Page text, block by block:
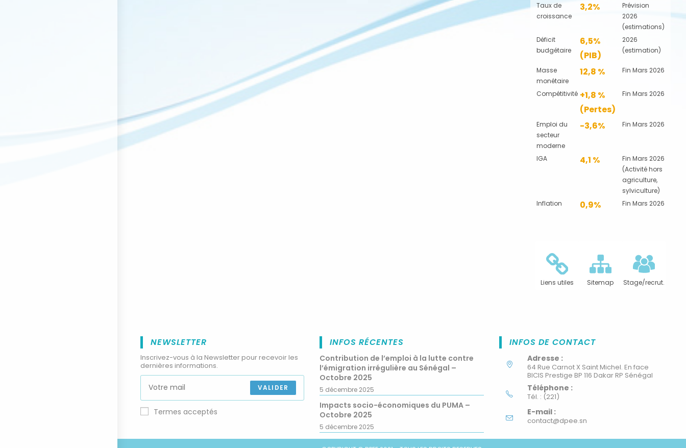
Taux de
croissance
3,2%
Prévision
2026
(estimations)
Déficit
budgétaire
6,5%
(PIB)
2026
(estimation)
Masse
monétaire
12,8 % Fin Mars 2026
Compétitivité +1,8 %
(Pertes)
Fin Mars 2026
Emploi du
secteur
moderne
-3,6% Fin Mars 2026
IGA 4,1 %
Fin Mars 2026
(Activité hors
agriculture,
sylviculture)
Inflation
0,9% Fin Mars 2026
Liens utiles Sitemap Stage/recrut.
NEWSLETTER
Inscrivez-vous à la Newsletter pour recevoir les
dernières informations.
VALIDER
Termes acceptés
INFOS RÉCENTES
Contribution de l’emploi à la lutte contre
l’émigration irrégulière au Sénégal –
Octobre 2025
5 décembre 2025
Impacts socio-économiques du PUMA –
Octobre 2025
5 décembre 2025
INFOS DE CONTACT
Adresse :
64 Rue Carnot X Saint Michel. En face
BICIS Prestige BP 116 Dakar RP Sénégal
Téléphone :
Tél. : (221)
E-mail :
contact@dpee.sn